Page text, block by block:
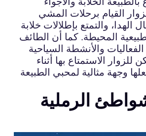
القيام برحلات المشي
الهدا، والتمتع بإطلالات خلابة
المحيطة. كما أن الطائف
والأنشطة السياحية
للزوار الاستمتاع بها أثناء
وجهة مثالية لمحبي الطبيعة
الرملية